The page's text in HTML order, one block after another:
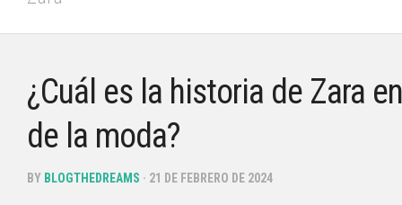
¿Cuál es la historia de Zara
de la moda?
BY BLOGTHEDREAMS · 21 DE FEBRERO DE 2024